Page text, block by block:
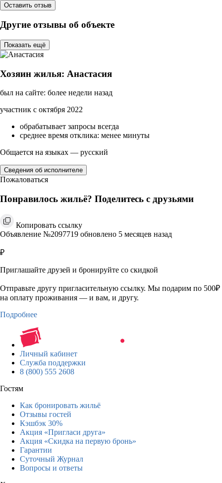
Оставить отзыв
Другие отзывы об объекте
Показать ещё
Хозяин жилья: Анастасия
был на сайте: более недели назад
участник с октября 2022
обрабатывает запросы всегда
среднее время отклика: менее минуты
Общается на языках — русский
Сведения об исполнителе
Пожаловаться
Понравилось жильё? Поделитесь с друзьями
Копировать ссылку
Объявление №2097719 обновлено 5 месяцев назад
₽
Приглашайте друзей и бронируйте со скидкой
Отправьте другу пригласительную ссылку. Мы подарим по 500₽
на оплату проживания — и вам, и другу.
Подробнее
Личный кабинет
Служба поддержки
8 (800) 555 2608
Гостям
Как бронировать жильё
Отзывы гостей
Кэшбэк 30%
Акция «Пригласи друга»
Акция «Скидка на первую бронь»
Гарантии
Суточный Журнал
Вопросы и ответы